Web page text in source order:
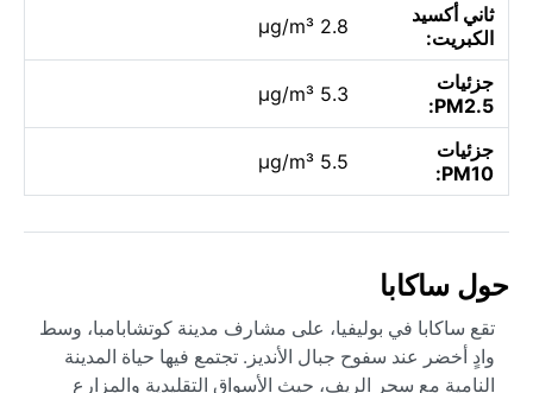
ثاني أكسيد
الكبريت:
2.8 µg/m³
جزئيات
PM2.5:
5.3 µg/m³
جزئيات
PM10:
5.5 µg/m³
حول ساكابا
تقع ساكابا في بوليفيا، على مشارف مدينة كوتشابامبا، وسط
وادٍ أخضر عند سفوح جبال الأنديز. تجتمع فيها حياة المدينة
النامية مع سحر الريف، حيث الأسواق التقليدية والمزارع